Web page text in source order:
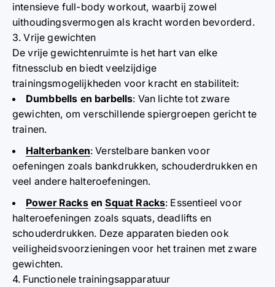
intensieve full-body workout, waarbij zowel
uithoudingsvermogen als kracht worden bevorderd.
3. Vrije gewichten
De vrije gewichtenruimte is het hart van elke
fitnessclub en biedt veelzijdige
trainingsmogelijkheden voor kracht en stabiliteit:
Dumbbells en barbells: Van lichte tot zware
gewichten, om verschillende spiergroepen gericht te
trainen.
Halterbanken: Verstelbare banken voor
oefeningen zoals bankdrukken, schouderdrukken en
veel andere halteroefeningen.
Power RacksenSquat Racks: Essentieel voor
halteroefeningen zoals squats, deadlifts en
schouderdrukken. Deze apparaten bieden ook
veiligheidsvoorzieningen voor het trainen met zware
gewichten.
4. Functionele trainingsapparatuur